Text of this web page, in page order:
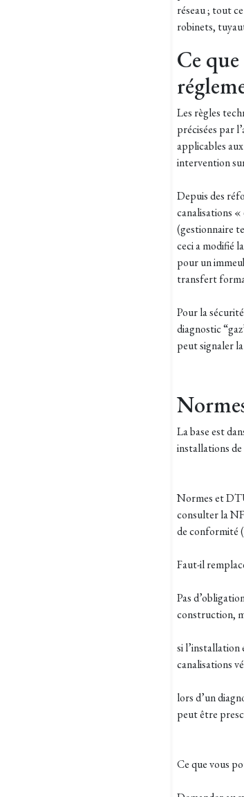
réseau ; tout
robinets,
Ce
Les règles
précisées par
applicables
intervention
Depuis des
canalisations
(gestionnaire
ceci a modifié
pour un
transfert
Pour la
diagnostic
peut signaler
La base est
installations de
Normes et
consulter la
de conformité
Faut-il
Pas
construction,
si
canalisations
lors d’un
peut être
Ce que vous